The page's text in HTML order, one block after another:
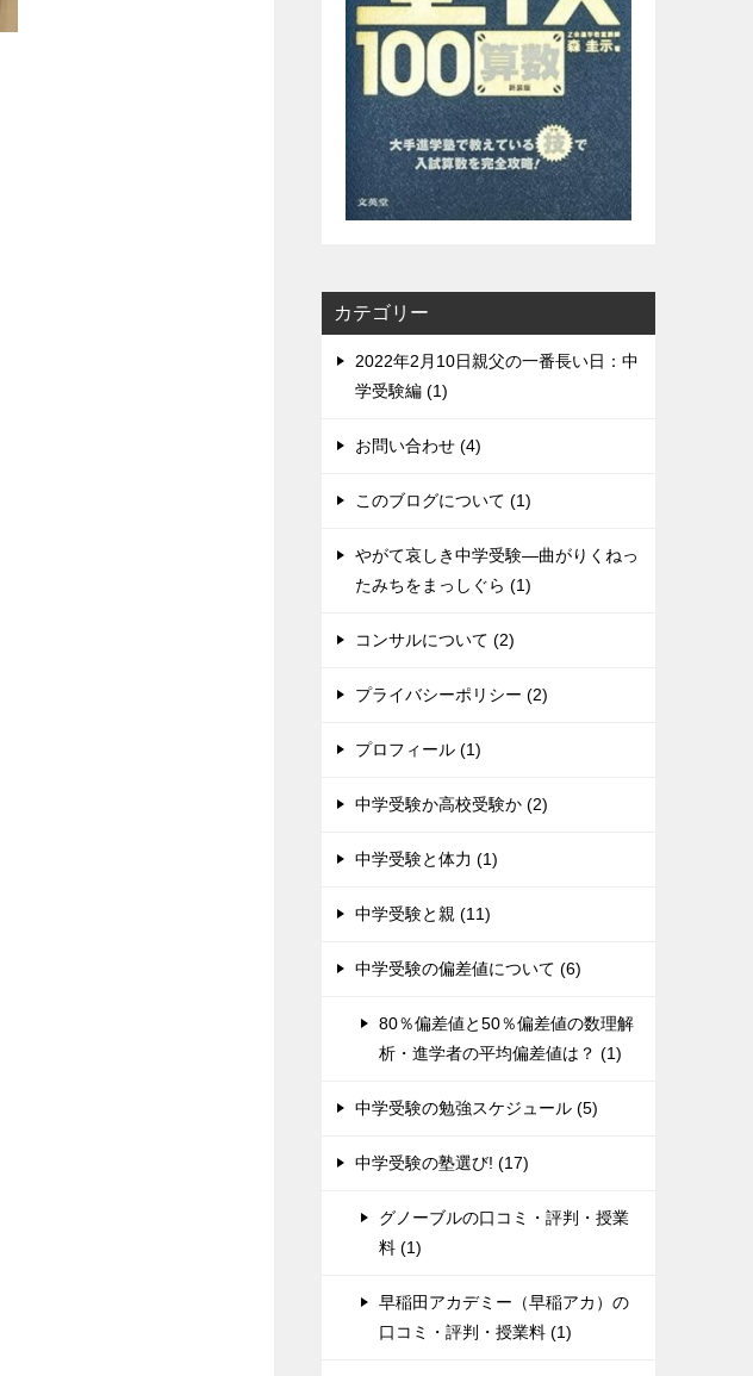
カテゴリー
2022年2月10日親父の一番長い日：中
学受験編 (1)
お問い合わせ (4)
このブログについて (1)
やがて哀しき中学受験―曲がりくねっ
たみちをまっしぐら (1)
コンサルについて (2)
プライバシーポリシー (2)
プロフィール (1)
中学受験か高校受験か (2)
中学受験と体力 (1)
中学受験と親 (11)
中学受験の偏差値について (6)
80％偏差値と50％偏差値の数理解
析・進学者の平均偏差値は？ (1)
中学受験の勉強スケジュール (5)
中学受験の塾選び! (17)
グノーブルの口コミ・評判・授業
料 (1)
早稲田アカデミー（早稲アカ）の
口コミ・評判・授業料 (1)